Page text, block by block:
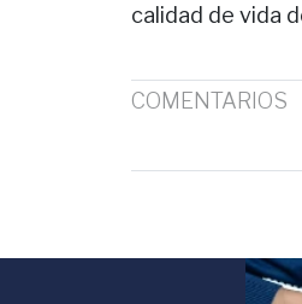
calidad de vida
COMENTARIOS